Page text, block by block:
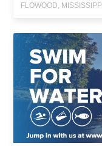
FLOWOOD, MISSISSIPPI